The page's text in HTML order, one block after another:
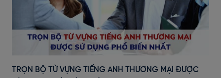
TRỌN BỘ TỪ VỰNG TIẾNG ANH THƯƠNG MẠI ĐƯỢC